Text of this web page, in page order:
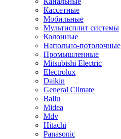
Кассетные
Мобильные
Мультисплит системы
Колонные
Напольно-потолочные
Промышленные
Mitsubishi Electric
Electrolux
Daikin
General Climate
Ballu
Midea
Mdv
Hitachi
Panasonic